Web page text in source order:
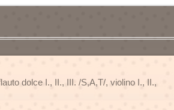
dolce I., II., III. /S,A,T/, violino I., II.,